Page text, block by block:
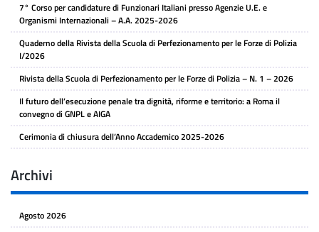
7° Corso per candidature di Funzionari Italiani presso Agenzie U.E. e
Organismi Internazionali – A.A. 2025-2026
Quaderno della Rivista della Scuola di Perfezionamento per le Forze di Polizia
I/2026
Rivista della Scuola di Perfezionamento per le Forze di Polizia – N. 1 – 2026
Il futuro dell’esecuzione penale tra dignità, riforme e territorio: a Roma il
convegno di GNPL e AIGA
Cerimonia di chiusura dell’Anno Accademico 2025-2026
Archivi
Agosto 2026